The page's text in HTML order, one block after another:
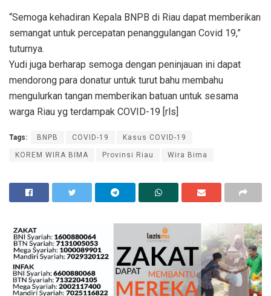
“Semoga kehadiran Kepala BNPB di Riau dapat memberikan
semangat untuk percepatan penanggulangan Covid 19,”
tuturnya.
Yudi juga berharap semoga dengan peninjauan ini dapat
mendorong para donatur untuk turut bahu membahu
mengulurkan tangan memberikan batuan untuk sesama
warga Riau yg terdampak COVID-19 [rls]
Tags: BNPB COVID-19 Kasus COVID-19
KOREM WIRA BIMA Provinsi Riau Wira Bima